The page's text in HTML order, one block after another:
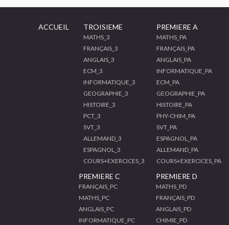
ACCUEIL TROISIEME
MATHS_3
FRANÇAIS_3
ANGLAIS_3
ECM_3
INFORMATIQUE_3
GEOGRAPHIE_3
HISTOIRE_3
PCT_3
SVT_3
ALLEMAND_3
ESPAGNOL_3
COURS+EXERCICES_3
PREMIERE A
MATHS_PA
FRANÇAIS_PA
ANGLAIS_PA
INFORMATIQUE_PA
ECM_PA
GEOGRAPHIE_PA
HISTOIRE_PA
PHY-CHIM_PA
SVT_PA
ESPAGNOL_PA
ALLEMAND_PA
COURS+EXERCICES_PA
PREMIERE C
FRANÇAIS_PC
MATHS_PC
ANGLAIS_PC
INFORMATIQUE_PC
PREMIERE D
MATHS_PD
FRANÇAIS_PD
ANGLAIS_PD
CHIMIE_PD